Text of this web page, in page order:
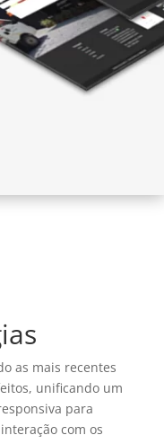
as mais recentes
unificando um
para
com os